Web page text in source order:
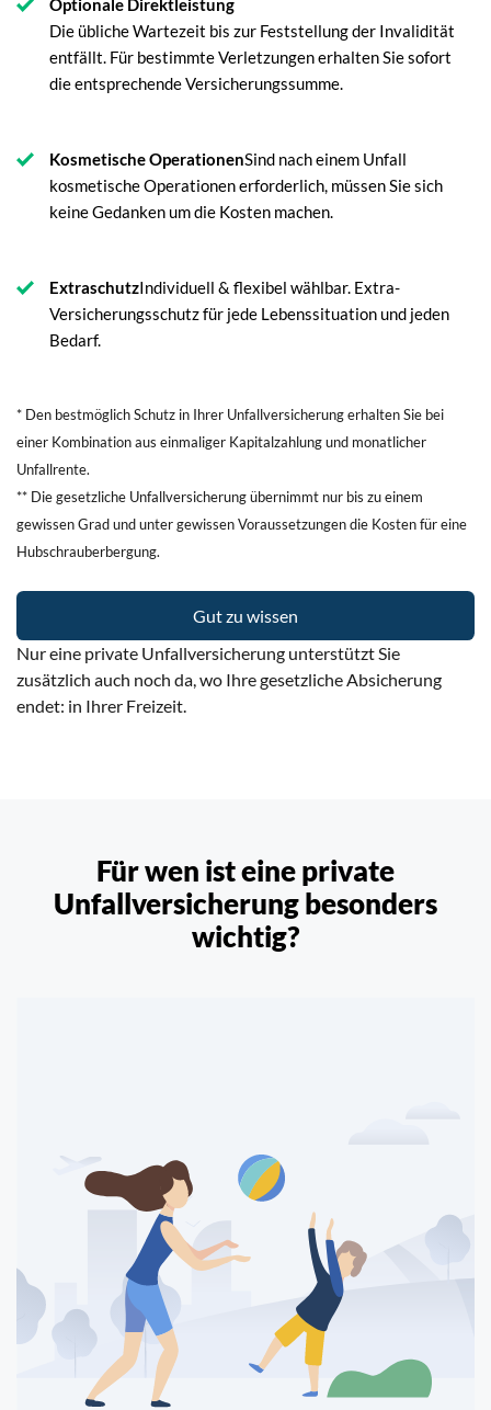
Optionale Direktleistung
Die übliche Wartezeit bis zur Feststellung der Invalidität
entfällt. Für bestimmte Verletzungen erhalten Sie sofort
die entsprechende Versicherungssumme.
Kosmetische OperationenSind nach einem Unfall
kosmetische Operationen erforderlich, müssen Sie sich
keine Gedanken um die Kosten machen.
ExtraschutzIndividuell & flexibel wählbar. Extra-
Versicherungsschutz für jede Lebenssituation und jeden
Bedarf.
* Den bestmöglich Schutz in Ihrer Unfallversicherung erhalten Sie bei
einer Kombination aus einmaliger Kapitalzahlung und monatlicher
Unfallrente.
** Die gesetzliche Unfallversicherung übernimmt nur bis zu einem
gewissen Grad und unter gewissen Voraussetzungen die Kosten für eine
Hubschrauberbergung.
Gut zu wissen
Nur eine private Unfallversicherung unterstützt Sie
zusätzlich auch noch da,wo Ihre gesetzliche Absicherung
endet: in Ihrer Freizeit.
Für wen ist eine private
Unfallversicherungbesonders
wichtig?